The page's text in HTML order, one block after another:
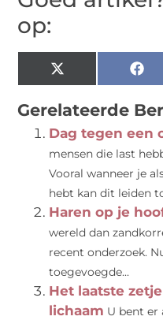
op:
X
(Twitter)
Gerelateerde
Dag tegen een
mensen die last
Vooral wanneer je
hebt kan dit leiden
Haren op je
wereld dan
recent onderzoek.
toegevoegde...
Het laatste
lichaam U bent er